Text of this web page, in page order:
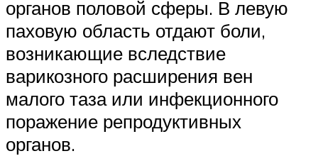
органов половой сферы. В левую
паховую область отдают боли,
возникающие вследствие
варикозного расширения вен
малого таза или инфекционного
поражение репродуктивных
органов.